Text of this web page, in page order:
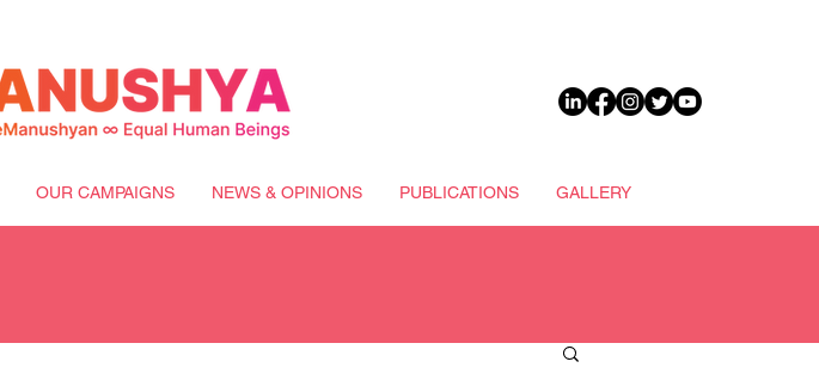
OUR CAMPAIGNS NEWS & OPINIONS PUBLICATIONS GALLERY